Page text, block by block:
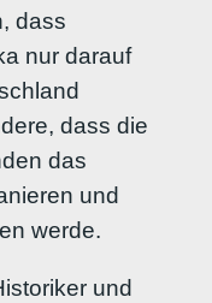
dass
nur darauf
dass die
das
und
werde.
und